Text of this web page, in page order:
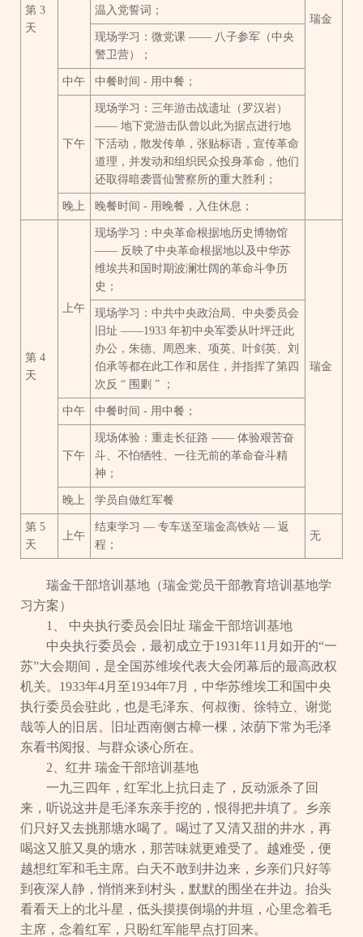
第 3
天
瑞金
温入党誓词；
现场学习：微党课 —— 八子参军（中央
警卫营）；
中午 中餐时间 - 用中餐；
下午
现场学习：三年游击战遗址（罗汉岩）
—— 地下党游击队曾以此为据点进行地
下活动，散发传单，张贴标语，宣传革命
道理，并发动和组织民众投身革命，他们
还取得暗袭晋仙警察所的重大胜利；
晚上 晚餐时间 - 用晚餐，入住休息；
第 4
天
上午
现场学习：中央革命根据地历史博物馆
—— 反映了中央革命根据地以及中华苏
维埃共和国时期波澜壮阔的革命斗争历
史；
瑞金
现场学习：中共中央政治局、中央委员会
旧址 ——1933 年初中央军委从叶坪迁此
办公，朱德、周恩来、项英、叶剑英、刘
伯承等都在此工作和居住，并指挥了第四
次反 “ 围剿 ” ；
中午 中餐时间 - 用中餐；
下午
现场体验：重走长征路 —— 体验艰苦奋
斗、不怕牺牲、一往无前的革命奋斗精
神；
晚上 学员自做红军餐
第 5
天
上午
结束学习 — 专车送至瑞金高铁站 — 返
程；
无
瑞金干部培训基地（瑞金党员干部教育培训基地学
习方案）
1、 中央执行委员会旧址 瑞金干部培训基地
中央执行委员会，最初成立于1931年11月如开的“一
苏”大会期间，是全国苏维埃代表大会闭幕后的最高政权
机关。1933年4月至1934年7月，中华苏维埃工和国中央
执行委员会驻此，也是毛泽东、何叔衡、徐特立、谢觉
哉等人的旧居。旧址西南侧古樟一棵，浓荫下常为毛泽
东看书阅报、与群众谈心所在。
2、红井 瑞金干部培训基地
一九三四年，红军北上抗日走了，反动派杀了回
来，听说这井是毛泽东亲手挖的，恨得把井填了。乡亲
们只好又去挑那塘水喝了。喝过了又清又甜的井水，再
喝这又脏又臭的塘水，那苦味就更难受了。越难受，便
越想红军和毛主席。白天不敢到井边来，乡亲们只好等
到夜深人静，悄悄来到村头，默默的围坐在井边。抬头
看看天上的北斗星，低头摸摸倒塌的井垣，心里念着毛
主席，念着红军，只盼红军能早点打回来。